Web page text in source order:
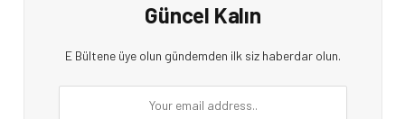
Güncel Kalın
E Bültene üye olun gündemden ilk siz haberdar olun.